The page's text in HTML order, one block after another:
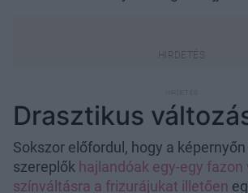
Drasztikus
Sokszor előfordul, hogy a
szereplők hajlandóak egy-egy fazon
színváltásra a frizurájukat illetően